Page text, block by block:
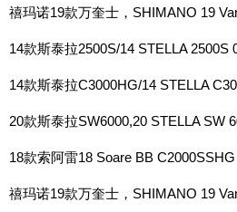
禧玛诺19款万奎士，SHIMANO 19
14款斯泰拉2500S/14 STELLA 2500S
14款斯泰拉C3000HG/14 STELLA
20款斯泰拉SW6000,20 STELLA SW
18款索阿雷18 Soare BB
禧玛诺19款万奎士，SHIMANO 19